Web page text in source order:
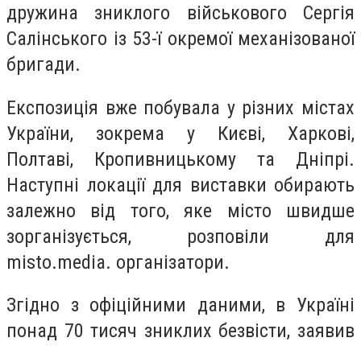
дружина зниклого військового Сергія
Салінського із 53-ї окремої механізованої
бригади.
Експозиція вже побувала у різних містах
України, зокрема у Києві, Харкові,
Полтаві, Кропивницькому та Дніпрі.
Наступні локації для виставки обирають
залежно від того, яке місто швидше
зорганізується, розповіли для
misto.media. організатори.
Згідно з офіційними даними, в Україні
понад 70 тисяч зниклих безвісти, заявив